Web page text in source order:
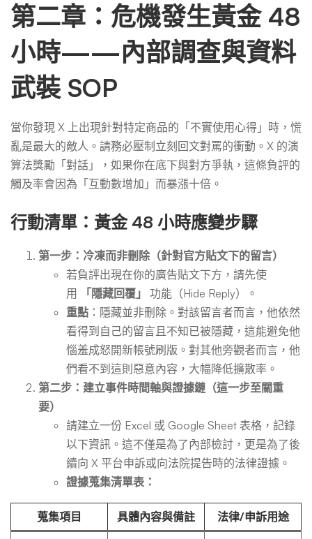
第二章：危機發生黃金 48
小時——內部調查與資料
武裝 SOP
當你發現 X 上出現針對特定商品的「不實使用心得」時，慌
亂是最大的敵人。請務必壓制立刻回文對罵的衝動。X 的演
算法獎勵「對話」，如果你在底下與對方爭執，這條負評的
觸及率會因為「互動數增加」而暴漲十倍。
行動清單：黃金 48 小時應變步驟
第一步：冷凍而非刪除（針對官方貼文下的留言）
若負評出現在你的廣告貼文下方，請先使
用
「隱藏回覆」
功能（Hide Reply）。
重點 ：隱藏並非刪除。對該留言者而言，他依然
看得到自己的留言且不知已被隱藏，這能避免他
惱羞成怒開新帳號刷版。對其他旁觀者而言，他
們看不到這則惡意內容，大幅降低擴散率。
第二步：建立事件時間軸與證據鏈（這一步至關重
要）
請建立一份 Excel 或 Google Sheet 表格，記錄
以下資訊。這不僅是為了內部檢討，更是為了後
續向 X 平台申訴或向法院提告時的法律證據。
證據蒐集清單表：
蒐集項目 具體內容與備註 法律/申訴用途